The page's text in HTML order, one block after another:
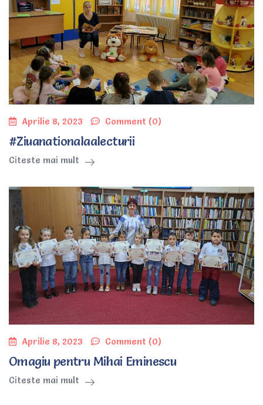
Aprilie 8, 2023 Comment (0)
#Ziuanationalaalecturii
Citeste mai mult
Aprilie 8, 2023 Comment (0)
Omagiu pentru Mihai Eminescu
Citeste mai mult